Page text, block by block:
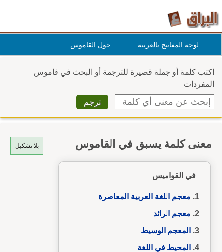
لوحة المفاتيح بالعربية حول القاموس
اكتب كلمة أو جملة قصيرة للترجمة أو البحث في قاموس
المفردات
بلا تشكيل معنى كلمة يسبق في القاموس
في القواميس
معجم اللغة العربية المعاصرة
معجم الرائد
المعجم الوسيط
المحيط في اللغة